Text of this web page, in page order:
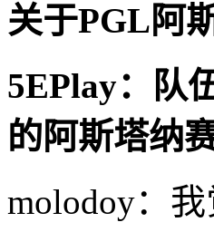
关于PGL阿
5EPlay：队
的阿斯塔纳
molodoy：